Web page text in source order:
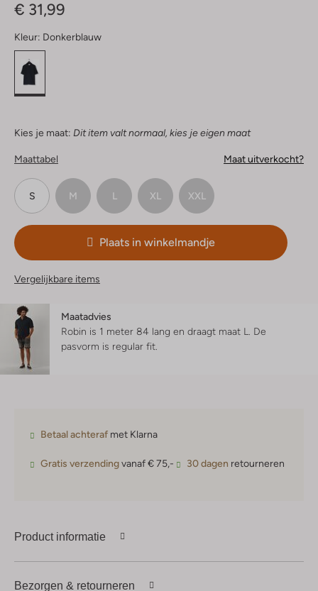
€ 31,99
Kleur: Donkerblauw
Kies je maat: Dit item valt normaal, kies je eigen maat
Maattabel Maat uitverkocht?
S M L XL XXL
Plaats in winkelmandje
Vergelijkbare items
Maatadvies
Robin is 1 meter 84 lang en draagt maat L. De
pasvorm is regular fit
Betaal achteraf met Klarna
Gratis verzendingvanaf € 75,- 30 dagen retourneren
Product informatie
Bezorgen & retourneren